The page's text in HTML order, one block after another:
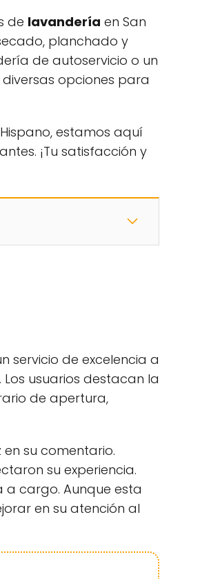
de lavandería en San
planchado y
de autoservicio o un
opciones para
estamos aquí
¡Tu satisfacción y
servicio de excelencia a
usuarios destacan la
de apertura,
su comentario.
su experiencia.
cargo. Aunque esta
en su atención al